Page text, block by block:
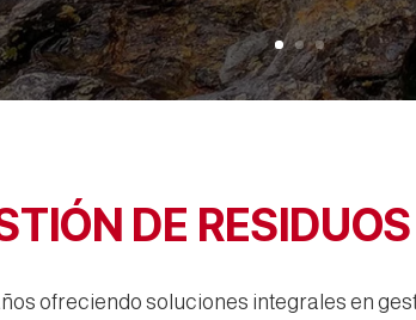
DE RESIDUOS
ofreciendo soluciones integrales en